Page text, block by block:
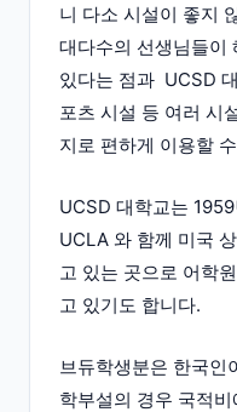
니 다소 시설이 좋지
대다수의 선생님들이
있다는 점과 UCSD
포츠 시설 등 여러 시
지로 편하게 이용할
UCSD 대학교는
UCLA 와 함께 미국
고 있는 곳으로 어학
고 있기도 합니다.
브듀학생분은 한국인
학부설의 경우 국적